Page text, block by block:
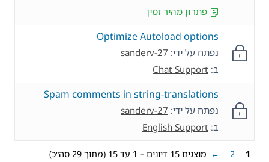
פתרון מהיר זמין
Optimize Autoload options
נפתח על ידי: sanderv-27
ב: Chat Support
Spam comments in string-translations
נפתח על ידי: sanderv-27
ב: English Support
מוצגים 15 דיונים – 1 עד 15 (מתוך 29 סה״כ) 1
2
←